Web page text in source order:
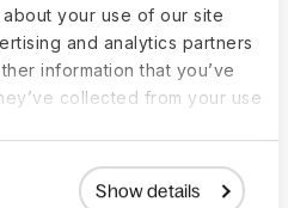
your use of our site
and analytics partners
information that you’ve
collected from your use
Show details
questões